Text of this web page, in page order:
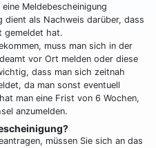
Meldebescheinigung
dient als Nachweis darüber, dass
gemeldet hat.
muss man sich in der
vor Ort melden oder diese
dass man sich zeitnah
da man sonst eventuell
man eine Frist von 6 Wochen,
anzumelden.
müssen Sie sich an das